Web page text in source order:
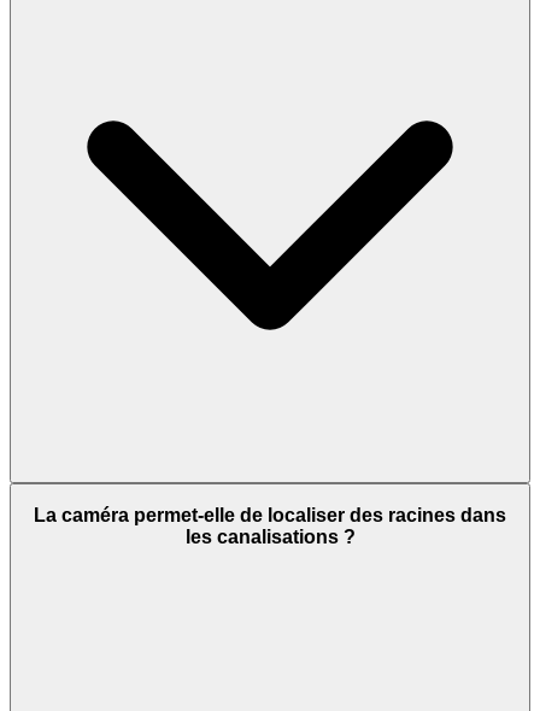
La caméra permet-elle de localiser des racines dans
les canalisations ?